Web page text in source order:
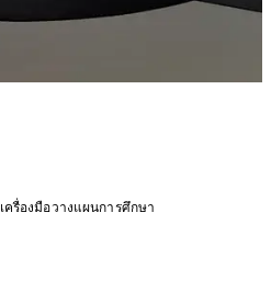
เครื่องมือวางแผนการศึกษา